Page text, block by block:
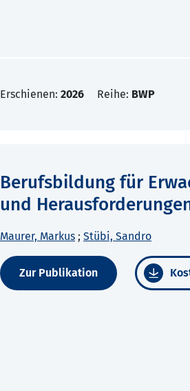
Erschienen: 2026 Reihe: BWP
Berufsbildung für
und
Maurer, Markus ; Stübi, Sandro
Zur Publikation